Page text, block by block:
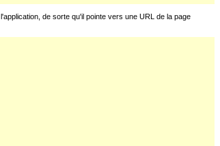
de sorte qu'il pointe vers une URL de la page